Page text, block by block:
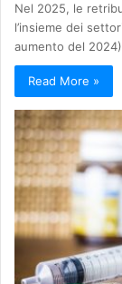
Nel 2025, le
l’insieme dei
aumento del
Read More »